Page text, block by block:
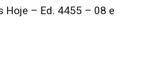
Hoje – Ed. 4455 – 08 e